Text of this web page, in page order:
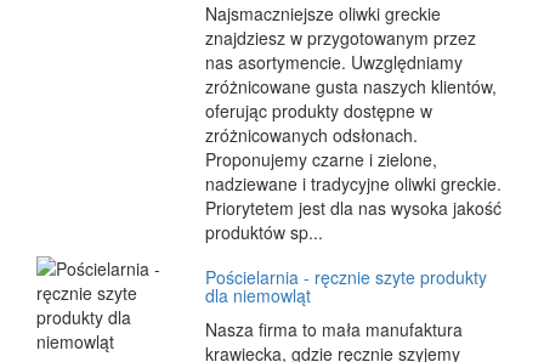
Najsmaczniejsze oliwki greckie
znajdziesz w przygotowanym przez
nas asortymencie. Uwzględniamy
zróżnicowane gusta naszych klientów,
oferując produkty dostępne w
zróżnicowanych odsłonach.
Proponujemy czarne i zielone,
nadziewane i tradycyjne oliwki greckie.
Priorytetem jest dla nas wysoka jakość
produktów sp...
Pościelarnia - ręcznie szyte produkty
dla niemowląt
Nasza firma to mała manufaktura
krawiecka, gdzie ręcznie szyjemy